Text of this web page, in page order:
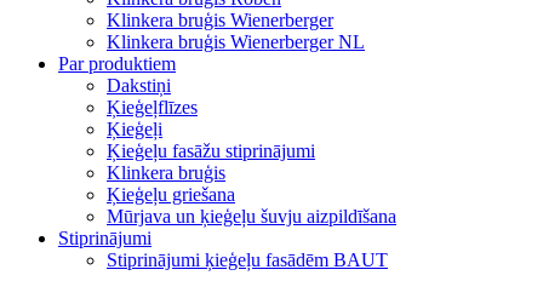
Klinkera bruģis Wienerberger
Klinkera bruģis Wienerberger NL
Par produktiem
Dakstiņi
Ķieģeļflīzes
Ķieģeļi
Ķieģeļu fasāžu stiprinājumi
Klinkera bruģis
Ķieģeļu griešana
Mūrjava un ķieģeļu šuvju aizpildīšana
Stiprinājumi
Stiprinājumi ķieģeļu fasādēm BAUT